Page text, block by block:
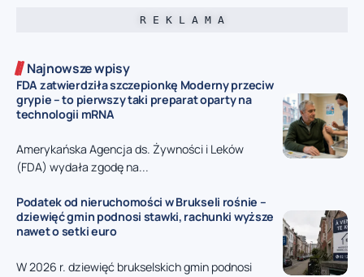
R E K L A M A
Najnowsze wpisy
FDA zatwierdziła szczepionkę Moderny przeciw
grypie – to pierwszy taki preparat oparty na
technologii mRNA
Amerykańska Agencja ds. Żywności i Leków
(FDA) wydała zgodę na...
Podatek od nieruchomości w Brukseli rośnie –
dziewięć gmin podnosi stawki, rachunki wyższe
nawet o setki euro
W 2026 r. dziewięć brukselskich gmin podnosi